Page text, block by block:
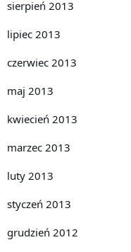
sierpień 2013
lipiec 2013
czerwiec 2013
maj 2013
kwiecień 2013
marzec 2013
luty 2013
styczeń 2013
grudzień 2012